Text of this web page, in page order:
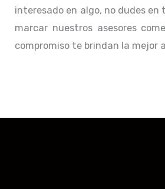
interesado en algo, no dudes
marcar nuestros asesores
compromiso te brindan la mejor